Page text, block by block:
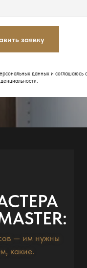
заявку
данных и соглашаюсь
.
— им нужны
какие.